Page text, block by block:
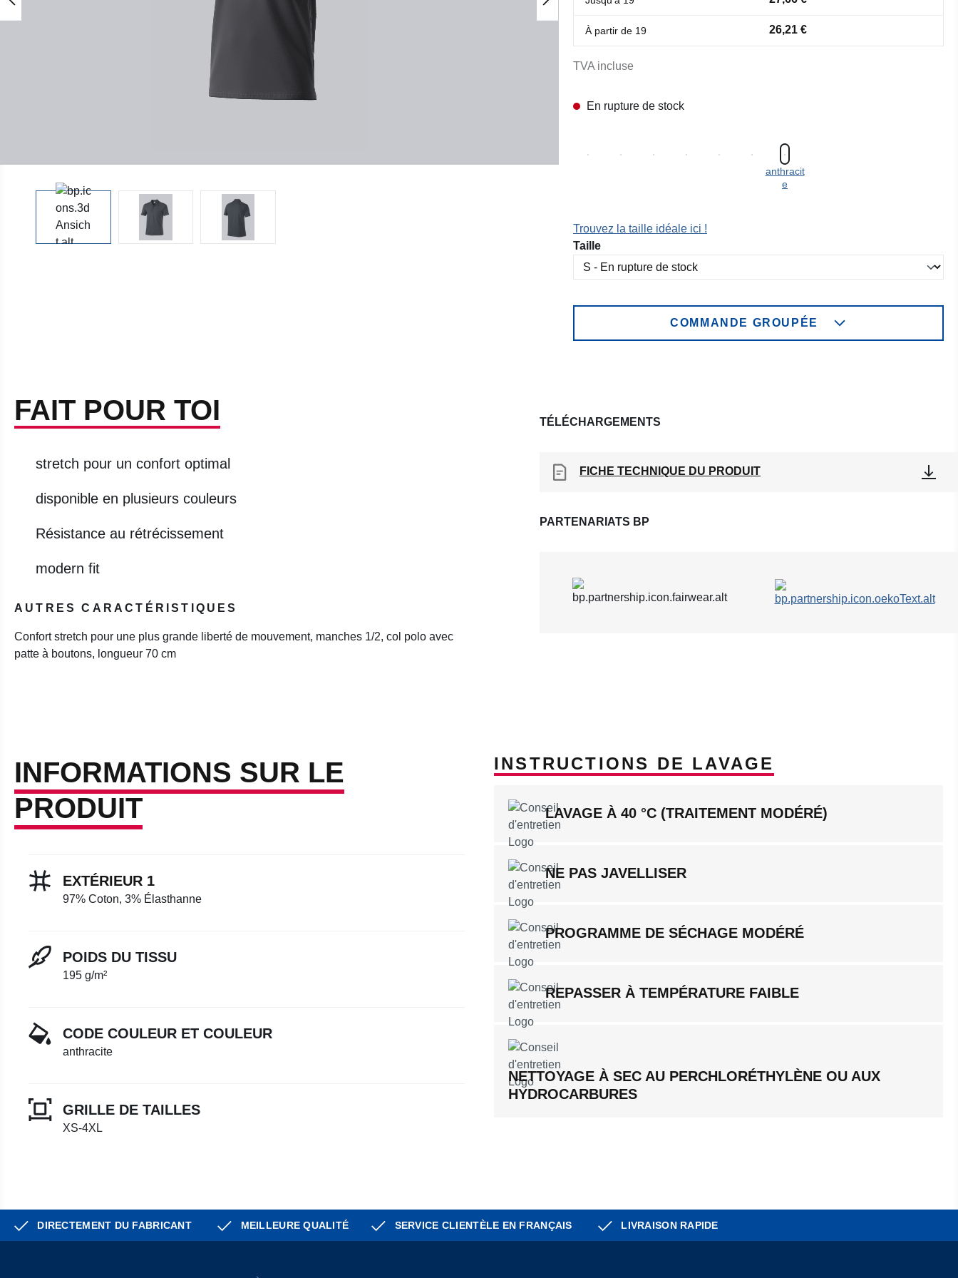
À partir de 19 26,21 €
TVA incluse
En rupture de stock
anthracit
e
Trouvez la taille idéale ici !
Sélectionnez
Taille
COMMANDE GROUPÉE
FAIT POUR TOI
stretch pour un confort optimal
disponible en plusieurs couleurs
Résistance au rétrécissement
modern fit
AUTRES CARACTÉRISTIQUES
Confort stretch pour une plus grande liberté de mouvement, manches 1/2, col polo avec
patte à boutons, longueur 70 cm
TÉLÉCHARGEMENTS
FICHE TECHNIQUE DU PRODUIT
PARTENARIATS BP
INFORMATIONS SUR LE
PRODUIT
EXTÉRIEUR 1
97% Coton, 3% Élasthanne
POIDS DU TISSU
195 g/m²
CODE COULEUR ET COULEUR
anthracite
GRILLE DE TAILLES
XS-4XL
INSTRUCTIONS DE LAVAGE
LAVAGE À 40 °C (TRAITEMENT MODÉRÉ)
NE PAS JAVELLISER
PROGRAMME DE SÉCHAGE MODÉRÉ
REPASSER À TEMPÉRATURE FAIBLE
NETTOYAGE À SEC AU PERCHLORÉTHYLÈNE OU AUX
HYDROCARBURES
DIRECTEMENT DU FABRICANT MEILLEURE QUALITÉ SERVICE CLIENTÈLE EN FRANÇAIS LIVRAISON RAPIDE